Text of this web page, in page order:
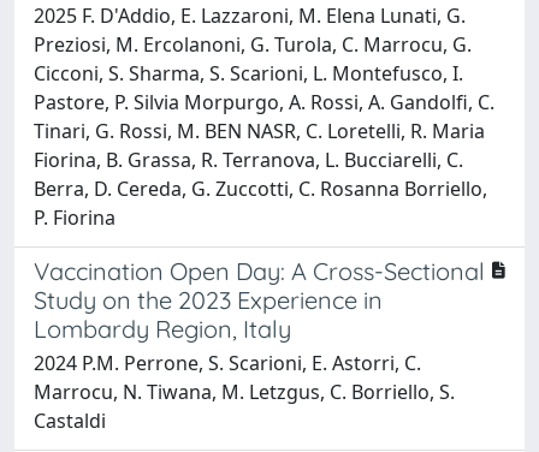
2025 F. D'Addio, E. Lazzaroni, M. Elena Lunati, G.
Preziosi, M. Ercolanoni, G. Turola, C. Marrocu, G.
Cicconi, S. Sharma, S. Scarioni, L. Montefusco, I.
Pastore, P. Silvia Morpurgo, A. Rossi, A. Gandolfi, C.
Tinari, G. Rossi, M. BEN NASR, C. Loretelli, R. Maria
Fiorina, B. Grassa, R. Terranova, L. Bucciarelli, C.
Berra, D. Cereda, G. Zuccotti, C. Rosanna Borriello,
P. Fiorina
Vaccination Open Day: A Cross-Sectional
Study on the 2023 Experience in
Lombardy Region, Italy
2024 P.M. Perrone, S. Scarioni, E. Astorri, C.
Marrocu, N. Tiwana, M. Letzgus, C. Borriello, S.
Castaldi